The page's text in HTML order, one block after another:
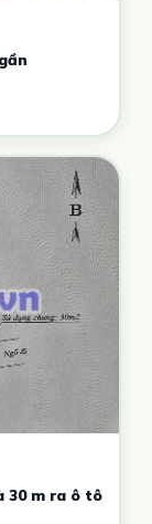
30 m ra ô tô